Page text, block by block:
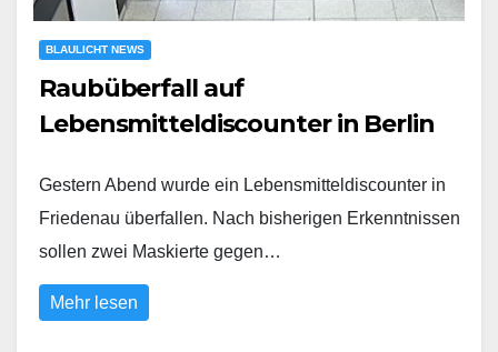
BLAULICHT NEWS
Raubüberfall auf
Lebensmitteldiscounter in Berlin
Gestern Abend wurde ein Lebensmitteldiscounter in
Friedenau überfallen. Nach bisherigen Erkenntnissen
sollen zwei Maskierte gegen…
Mehr lesen